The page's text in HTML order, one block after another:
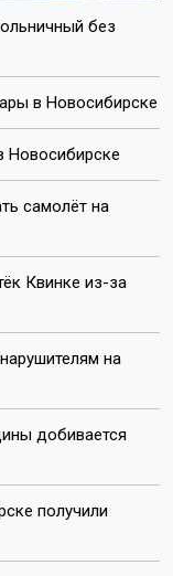
без
в Новосибирске
Новосибирске
самолёт на
Квинке из-за
на
добивается
получили